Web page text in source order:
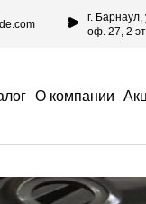
г. Барнаул,
оф. 27, 2
О компании